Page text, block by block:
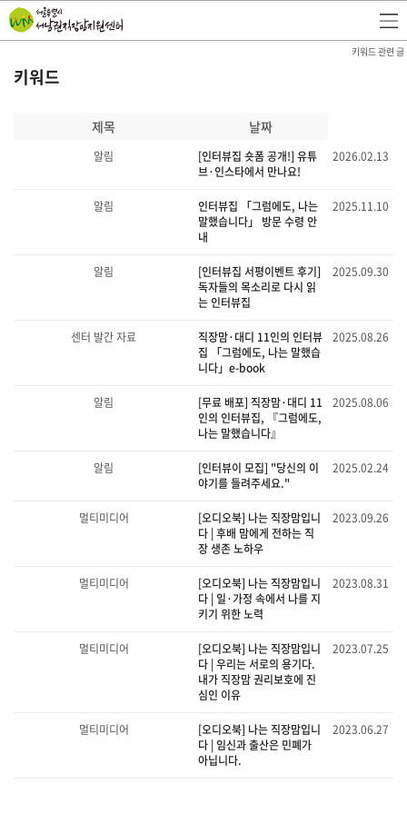
키워드
키워드 관련 글
제목 날짜
알림
[인터뷰집 숏폼 공개!] 유튜
브·인스타에서 만나요!
2026.02.13
알림
인터뷰집 「그럼에도, 나는
말했습니다」 방문 수령 안
내
2025.11.10
알림
[인터뷰집 서평이벤트 후기]
독자들의 목소리로 다시 읽
는 인터뷰집
2025.09.30
센터 발간 자료
직장맘·대디 11인의 인터뷰
집 「그럼에도, 나는 말했습
니다」e-book
2025.08.26
알림
[무료 배포] 직장맘·대디 11
인의 인터뷰집, 『그럼에도,
나는 말했습니다』
2025.08.06
알림
[인터뷰이 모집] "당신의 이
야기를 들려주세요."
2025.02.24
멀티미디어
[오디오북] 나는 직장맘입니
다 | 후배 맘에게 전하는 직
장 생존 노하우
2023.09.26
멀티미디어
[오디오북] 나는 직장맘입니
다 | 일·가정 속에서 나를 지
키기 위한 노력
2023.08.31
멀티미디어
[오디오북] 나는 직장맘입니
다 | 우리는 서로의 용기다.
내가 직장맘 권리보호에 진
심인 이유
2023.07.25
멀티미디어
[오디오북] 나는 직장맘입니
다 | 임신과 출산은 민폐가
아닙니다.
2023.06.27